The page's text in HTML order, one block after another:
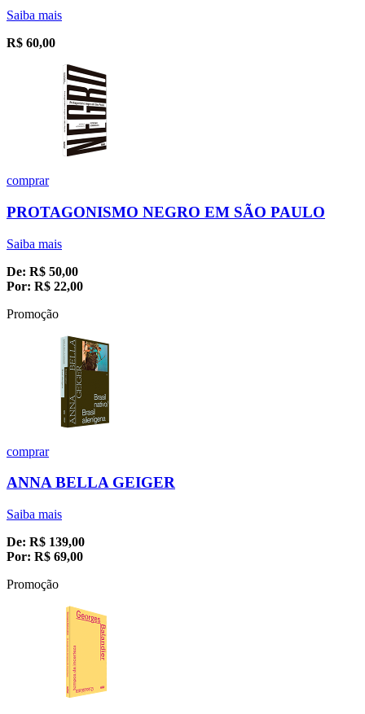
Saiba mais
R$ 60,00
comprar
PROTAGONISMO NEGRO EM SÃO PAULO
Saiba mais
De: R$ 50,00
Por: R$ 22,00
Promoção
comprar
ANNA BELLA GEIGER
Saiba mais
De: R$ 139,00
Por: R$ 69,00
Promoção